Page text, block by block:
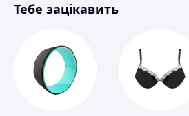
Спорт і відпочинок
Тебе зацікавить